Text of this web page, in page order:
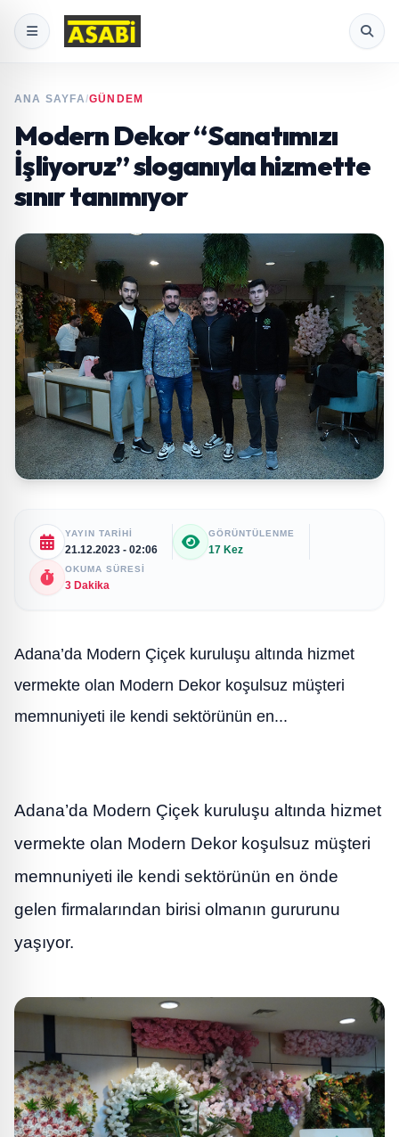
ANA SAYFA/GÜNDEM
Modern Dekor “Sanatımızı
İşliyoruz” sloganıyla hizmette
sınır tanımıyor
YAYIN TARIHI
21.12.2023 - 02:06
GÖRÜNTÜLENME
17 Kez
OKUMA SÜRESI
3 Dakika
Adana’da Modern Çiçek kuruluşu altında hizmet
vermekte olan Modern Dekor koşulsuz müşteri
memnuniyeti ile kendi sektörünün en...
Adana’da Modern Çiçek kuruluşu altında hizmet
vermekte olan Modern Dekor koşulsuz müşteri
memnuniyeti ile kendi sektörünün en önde
gelen firmalarından birisi olmanın gururunu
yaşıyor.